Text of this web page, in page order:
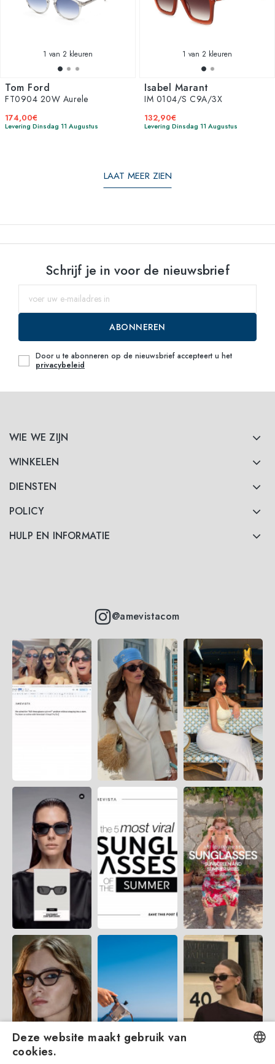
1 van 2 kleuren
Tom Ford
FT0904 20W Aurele
174,00€
Levering Dinsdag 11 Augustus
1 van 2 kleuren
Isabel Marant
IM 0104/S C9A/3X
132,90€
Levering Dinsdag 11 Augustus
LAAT MEER ZIEN
WIE WE ZIJN
WINKELEN
DIENSTEN
POLICY
HULP EN INFORMATIE
@amevistacom
Schrijf je in voor de nieuwsbrief
ABONNEREN
Door u te abonneren op de nieuwsbrief accepteert u het
privacybeleid
Deze website maakt gebruik van
cookies.